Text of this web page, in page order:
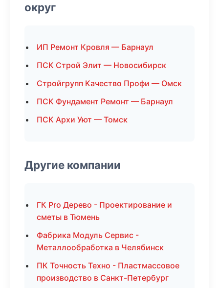
округ
ИП Ремонт Кровля — Барнаул
ПСК Строй Элит — Новосибирск
Стройгрупп Качество Профи — Омск
ПСК Фундамент Ремонт — Барнаул
ПСК Архи Уют — Томск
Другие компании
ГК Pro Дерево - Проектирование и
сметы в Тюмень
Фабрика Модуль Сервис -
Металлообработка в Челябинск
ПК Точность Техно - Пластмассовое
производство в Санкт-Петербург